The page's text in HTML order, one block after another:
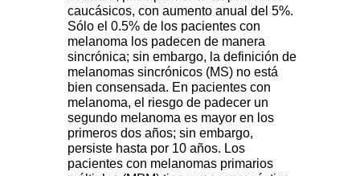
caucásicos, con aumento anual del 5%.
Sólo el 0.5% de los pacientes con
melanoma los padecen de manera
sincrónica; sin embargo, la definición de
melanomas sincrónicos (MS) no está
bien consensada. En pacientes con
melanoma, el riesgo de padecer un
segundo melanoma es mayor en los
primeros dos años; sin embargo,
persiste hasta por 10 años. Los
pacientes con melanomas primarios